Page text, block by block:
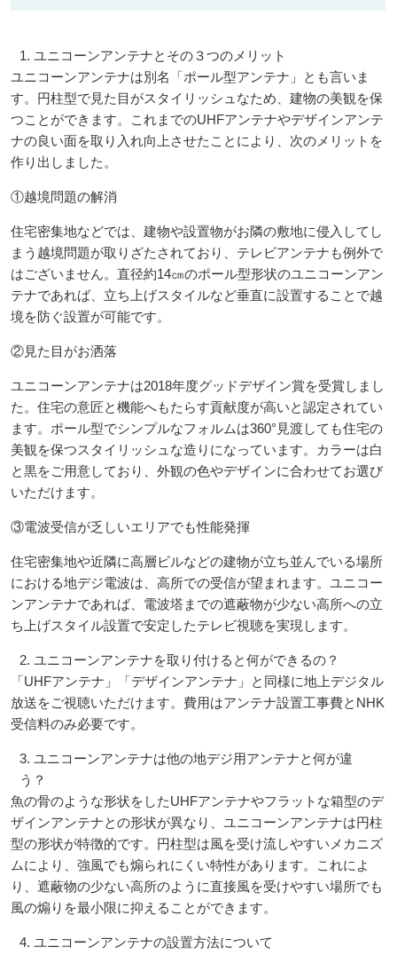
1. ユニコーンアンテナとその３つのメリット
ユニコーンアンテナは別名「ポール型アンテナ」とも言いま
す。円柱型で見た目がスタイリッシュなため、建物の美観を保
つことができます。これまでのUHFアンテナやデザインアンテ
ナの良い面を取り入れ向上させたことにより、次のメリットを
作り出しました。
①越境問題の解消
住宅密集地などでは、建物や設置物がお隣の敷地に侵入してし
まう越境問題が取りざたされており、テレビアンテナも例外で
はございません。直径約14㎝のポール型形状のユニコーンアン
テナであれば、立ち上げスタイルなど垂直に設置することで越
境を防ぐ設置が可能です。
②見た目がお洒落
ユニコーンアンテナは2018年度グッドデザイン賞を受賞しまし
た。住宅の意匠と機能へもたらす貢献度が高いと認定されてい
ます。ポール型でシンプルなフォルムは360°見渡しても住宅の
美観を保つスタイリッシュな造りになっています。カラーは白
と黒をご用意しており、外観の色やデザインに合わせてお選び
いただけます。
③電波受信が乏しいエリアでも性能発揮
住宅密集地や近隣に高層ビルなどの建物が立ち並んでいる場所
における地デジ電波は、高所での受信が望まれます。ユニコー
ンアンテナであれば、電波塔までの遮蔽物が少ない高所への立
ち上げスタイル設置で安定したテレビ視聴を実現します。
2. ユニコーンアンテナを取り付けると何ができるの？
「UHFアンテナ」「デザインアンテナ」と同様に地上デジタル
放送をご視聴いただけます。費用はアンテナ設置工事費とNHK
受信料のみ必要です。
3. ユニコーンアンテナは他の地デジ用アンテナと何が違
う？
魚の骨のような形状をしたUHFアンテナやフラットな箱型のデ
ザインアンテナとの形状が異なり、ユニコーンアンテナは円柱
型の形状が特徴的です。円柱型は風を受け流しやすいメカニズ
ムにより、強風でも煽られにくい特性があります。これによ
り、遮蔽物の少ない高所のように直接風を受けやすい場所でも
風の煽りを最小限に抑えることができます。
4. ユニコーンアンテナの設置方法について